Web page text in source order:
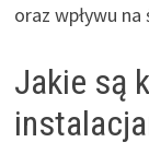
oraz wpływu
Jakie są